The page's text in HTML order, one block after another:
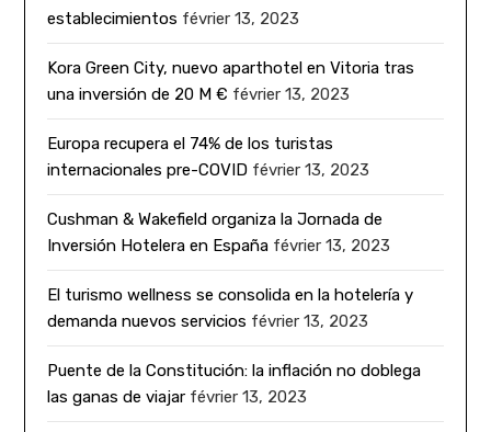
establecimientos février 13, 2023
Kora Green City, nuevo aparthotel en Vitoria tras
una inversión de 20 M € février 13, 2023
Europa recupera el 74% de los turistas
internacionales pre-COVID février 13, 2023
Cushman & Wakefield organiza la Jornada de
Inversión Hotelera en España février 13, 2023
El turismo wellness se consolida en la hotelería y
demanda nuevos servicios février 13, 2023
Puente de la Constitución: la inflación no doblega
las ganas de viajar février 13, 2023